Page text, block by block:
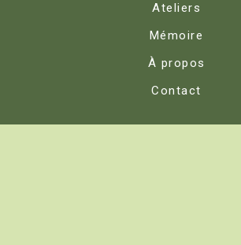
Ateliers
Mémoire
À propos
Contact